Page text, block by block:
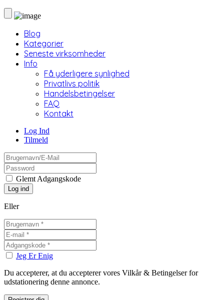
Blog
Kategorier
Seneste virksomheder
Info
Få yderligere synlighed
Privatlivs politik
Handelsbetingelser
FAQ
Kontakt
Log Ind
Tilmeld
Glemt Adgangskode
Eller
Jeg Er Enig
Du accepterer, at du accepterer vores Vilkår & Betingelser for
udstationering denne annonce.